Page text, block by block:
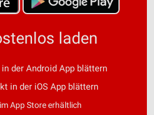
laden
der Android App blättern
in der iOS App blättern
App Store erhältlich